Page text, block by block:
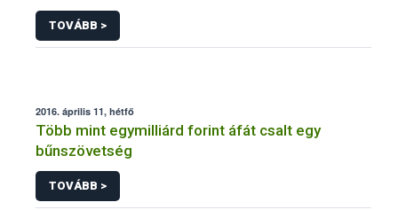
TOVÁBB >
2016. április 11, hétfő
Több mint egymilliárd forint áfát csalt egy
bűnszövetség
TOVÁBB >